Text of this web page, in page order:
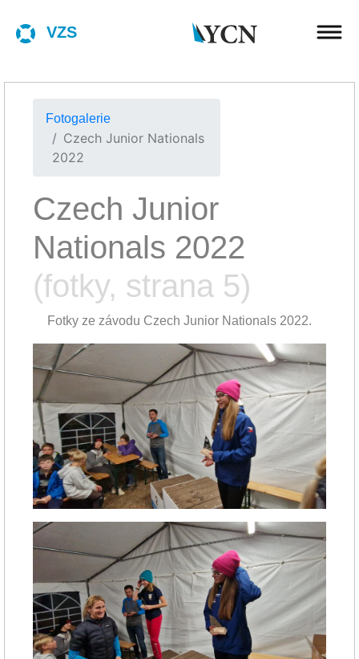
VZS
Fotogalerie
Czech Junior Nationals
2022
Czech Junior
Nationals 2022
(fotky, strana 5)
Fotky ze závodu Czech Junior Nationals 2022.